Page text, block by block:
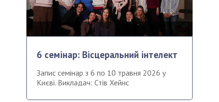
6 семінар: Вісцеральний інтелект
Запис семінар з 6 по 10 травня 2026 у
Києві. Викладач: Стів Хейнс